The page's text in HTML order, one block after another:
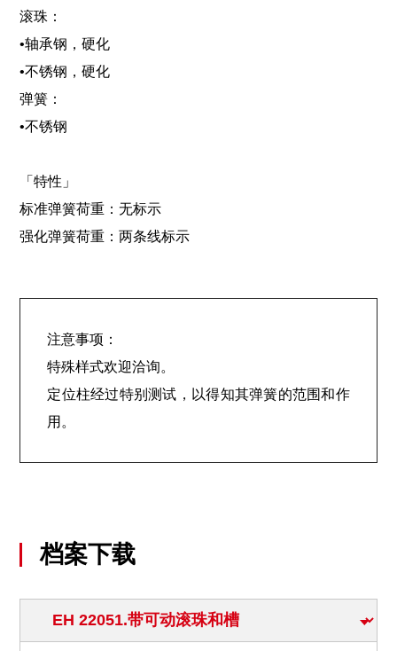
滚珠：
•轴承钢，硬化
•不锈钢，硬化
弹簧：
•不锈钢
「特性」
标准弹簧荷重：无标示
强化弹簧荷重：两条线标示
注意事项：
特殊样式欢迎洽询。
定位柱经过特别测试，以得知其弹簧的范围和作
用。
档案下载